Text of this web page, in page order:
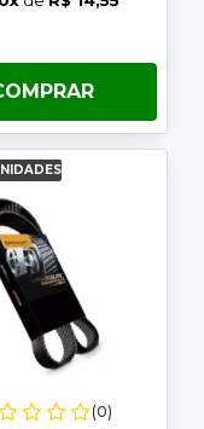
(0)